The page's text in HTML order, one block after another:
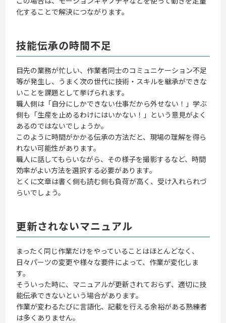
化することで解決につながります。
技能伝承の時間不足
目先の業務が忙しい、作業者同士のコミュニケーション不足
等が発生し、うまく次の世代に技術・スキルを継承ができな
いことを課題として挙げられます。
職人側は「自分にしかできない仕事だから外せない！」学ぶ
側も「生産を止めるわけにはいかない！」という意見がよく
あるのではないでしょうか。
このように時間がかかる伝承の方法だと、現場の理解を得ら
れない可能性があります。
職人に話してもらいながら、その様子を撮影するなど、時間
効率がよい方法を選択する必要があります。
とくに文章は書く側も読む側も負荷が高く、受け入れられづ
らいでしょう。
更新されないマニュアル
まったく同じ作業だけをやっていることはほとんどなく、
日々パーツの変更や様々な要件によって、作業が変化しま
す。
そういった時に、マニュアルが更新されておらず、適切に技
能伝承できないという場合があります。
作業が変わるたびに言語化、記載を行える余裕がある熟練者
は多くありません。